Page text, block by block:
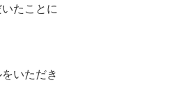
たことに
いただき